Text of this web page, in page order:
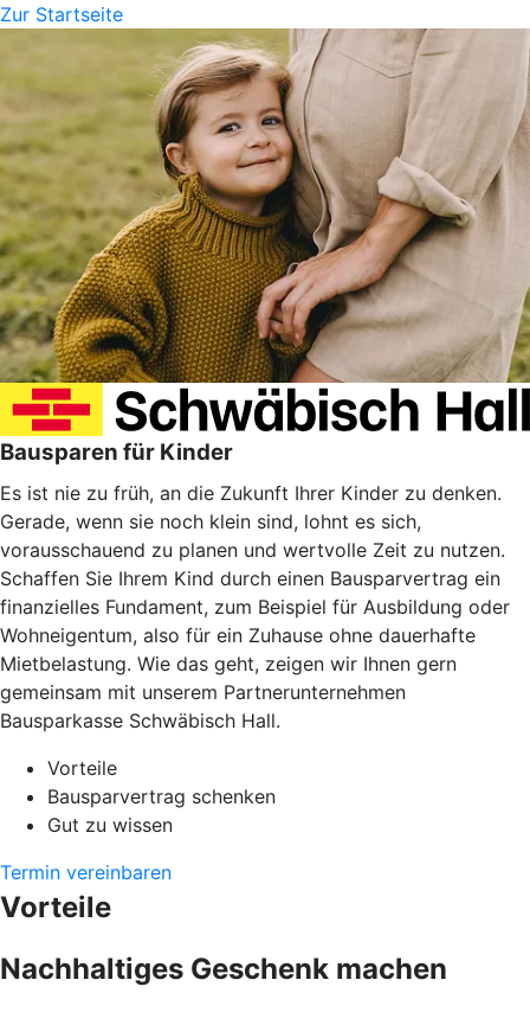
Zur Startseite
Bausparen für Kinder
Es ist nie zu früh, an die Zukunft Ihrer Kinder zu denken.
Gerade, wenn sie noch klein sind, lohnt es sich,
vorausschauend zu planen und wertvolle Zeit zu nutzen.
Schaffen Sie Ihrem Kind durch einen Bausparvertrag ein
finanzielles Fundament, zum Beispiel für Ausbildung oder
Wohneigentum, also für ein Zuhause ohne dauerhafte
Mietbelastung. Wie das geht, zeigen wir Ihnen gern
gemeinsam mit unserem Partnerunternehmen
Bausparkasse Schwäbisch Hall.
Vorteile
Bausparvertrag schenken
Gut zu wissen
Termin vereinbaren
Vorteile
Nachhaltiges Geschenk machen